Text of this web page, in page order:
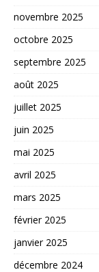
novembre 2025
octobre 2025
septembre 2025
août 2025
juillet 2025
juin 2025
mai 2025
avril 2025
mars 2025
février 2025
janvier 2025
décembre 2024